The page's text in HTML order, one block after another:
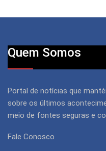
Quem Somos
Portal de notícias que
sobre os últimos
meio de fontes seguras e
Fale Conosco